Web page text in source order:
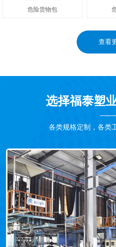
危险货物包
查看
选择福泰塑
各类规格定制，各类